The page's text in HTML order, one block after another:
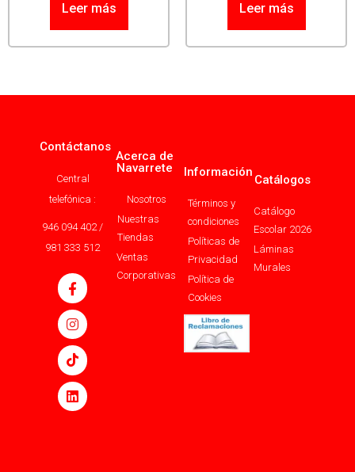
Leer más Leer más
Contáctanos
Central
telefónica :
946 094 402 /
981 333 512
Acerca de
Navarrete
Nosotros
Nuestras
Tiendas
Ventas
Corporativas
Información
Términos y
condiciones
Políticas de
Privacidad
Política de
Cookies
Catálogos
Catálogo
Escolar 2026
Láminas
Murales